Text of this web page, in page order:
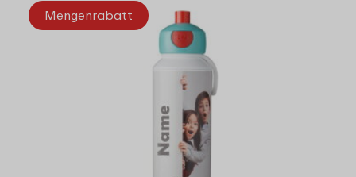
Mengenrabatt